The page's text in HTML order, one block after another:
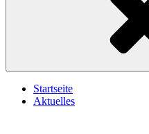
Startseite
Aktuelles